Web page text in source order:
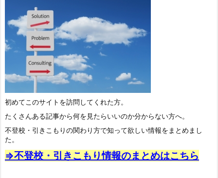
初めてこのサイトを訪問してくれた方。
たくさんある記事から何を見たらいいのか分からない方へ。
不登校・引きこもりの関わり方で知って欲しい情報をまとめまし
た。
⇒不登校・引きこもり情報のまとめはこちら